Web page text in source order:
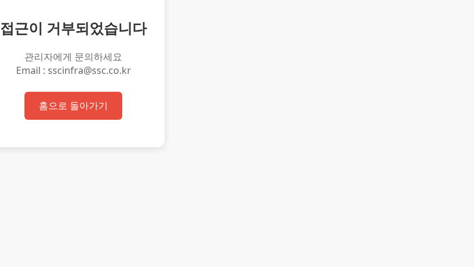
접근이 거부되었습니다
관리자에게 문의하세요
Email : sscinfra@ssc.co.kr
홈으로 돌아가기